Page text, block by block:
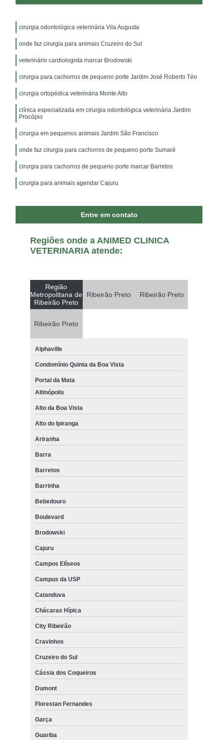
cirurgia odontológica veterinária Vila Augusta
onde faz cirurgia para animais Cruzeiro do Sul
veterinário cardiologista marcar Brodowski
cirurgia para cachorros de pequeno porte Jardim José Roberto Téo
cirurgia ortopédica veterinária Monte Alto
clínica especializada em cirurgia odontológica veterinária Jardim
Procópio
cirurgia em pequenos animais Jardim São Francisco
onde faz cirurgia para cachorros de pequeno porte Sumaré
cirurgia para cachorros de pequeno porte marcar Barretos
cirurgia para animais agendar Cajuru
Entre em contato
Regiões onde a ANIMED CLINICA
VETERINARIA atende:
Região
Metropolitana de
Ribeirão Preto
Ribeirão Preto Ribeirão Preto
Ribeirão Preto
Alphaville
Condomínio Quinta da Boa Vista
Portal da Mata
Altinópolis
Alto da Boa Vista
Alto do Ipiranga
Ariranha
Barra
Barretos
Barrinha
Bebedouro
Boulevard
Brodowski
Cajuru
Campos Elíseos
Campus da USP
Catanduva
Chácaras Hípica
City Ribeirão
Cravinhos
Cruzeiro do Sul
Cássia dos Coqueiros
Dumont
Florestan Fernandes
Garça
Guariba